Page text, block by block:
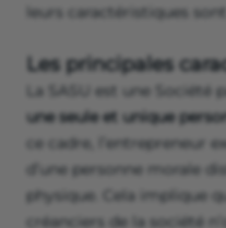
leurs caractéristiques
Les principales
La SASU est une
une seule et unique
ce cadre, l’entrepreneur
d’une personne morale
physique. Cela implique
créanciers de la société